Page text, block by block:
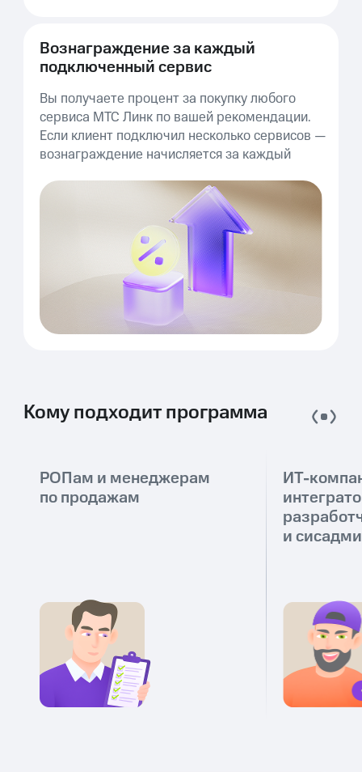
Вознаграждение за каждый
подключенный сервис
Вы получаете процент за покупку любого
сервиса МТС Линк по вашей рекомендации.
Если клиент подключил несколько сервисов —
вознаграждение начисляется за каждый
Кому подходит программа
подходит программа
РОПам и менеджерам
по продажам
ИТ-
и